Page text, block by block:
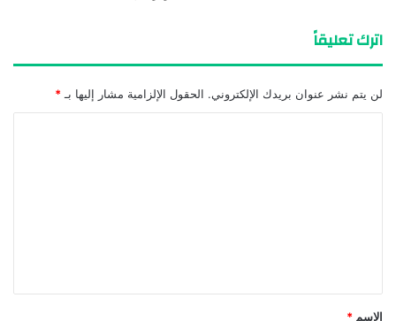
اترك تعليقاً
لن يتم نشر عنوان بريدك الإلكتروني. الحقول الإلزامية مشار إليها بـ *
*
الاسم *